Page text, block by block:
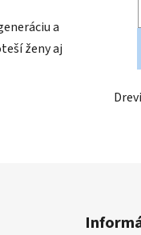
a
ženy aj